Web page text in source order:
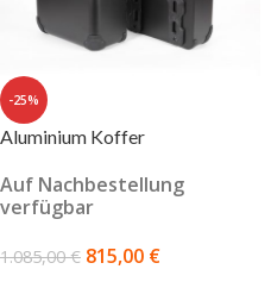
-25%
Aluminium Koffer
Auf Nachbestellung
verfügbar
1.085,00€ 815,00 €